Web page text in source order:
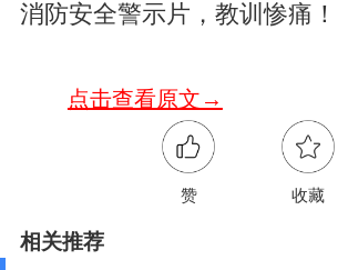
消防安全警示片，教训惨痛！
点击查看原文→
赞 收藏
相关推荐